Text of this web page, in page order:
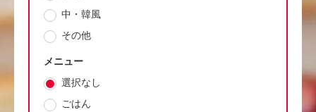
中・韓風
その他
メニュー
選択なし
ごはん